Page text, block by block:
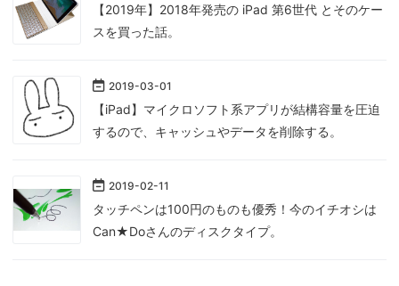
【2019年】2018年発売の iPad 第6世代 とそのケー
スを買った話。
2019-03-01
【iPad】マイクロソフト系アプリが結構容量を圧迫
するので、キャッシュやデータを削除する。
2019-02-11
タッチペンは100円のものも優秀！今のイチオシは
Can★Doさんのディスクタイプ。